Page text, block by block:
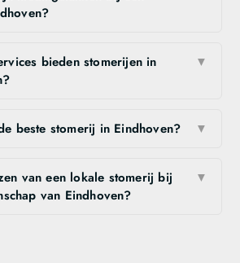
bieden stomerijen in
▼
beste stomerij in Eindhoven? ▼
van een lokale stomerij bij
van Eindhoven?
▼